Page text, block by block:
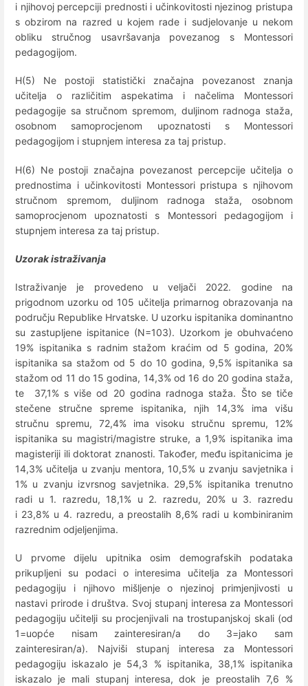
i njihovoj percepciji prednosti i učinkovitosti njezinog pristupa
s obzirom na razred u kojem rade i sudjelovanje u nekom
obliku stručnog usavršavanja povezanog s Montessori
pedagogijom.
H(5) Ne postoji statistički značajna povezanost znanja
učitelja o različitim aspekatima i načelima Montessori
pedagogije sa stručnom spremom, duljinom radnoga staža,
osobnom samoprocjenom upoznatosti s Montessori
pedagogijom i stupnjem interesa za taj pristup.
H(6) Ne postoji značajna povezanost percepcije učitelja o
prednostima i učinkovitosti Montessori pristupa s njihovom
stručnom spremom, duljinom radnoga staža, osobnom
samoprocjenom upoznatosti s Montessori pedagogijom i
stupnjem interesa za taj pristup.
Uzorak istraživanja
Istraživanje je provedeno u veljači 2022. godine na
prigodnom uzorku od 105 učitelja primarnog obrazovanja na
području Republike Hrvatske. U uzorku ispitanika dominantno
su zastupljene ispitanice (N=103). Uzorkom je obuhvaćeno
19% ispitanika s radnim stažom kraćim od 5 godina, 20%
ispitanika sa stažom od 5 do 10 godina, 9,5% ispitanika sa
stažom od 11 do 15 godina, 14,3% od 16 do 20 godina staža,
te 37,1% s više od 20 godina radnoga staža. Što se tiče
stečene stručne spreme ispitanika, njih 14,3% ima višu
stručnu spremu, 72,4% ima visoku stručnu spremu, 12%
ispitanika su magistri/magistre struke, a 1,9% ispitanika ima
magisteriji ili doktorat znanosti. Također, među ispitanicima je
14,3% učitelja u zvanju mentora, 10,5% u zvanju savjetnika i
1% u zvanju izvrsnog savjetnika. 29,5% ispitanika trenutno
radi u 1. razredu, 18,1% u 2. razredu, 20% u 3. razredu
i 23,8% u 4. razredu, a preostalih 8,6% radi u kombiniranim
razrednim odjeljenjima.
U prvome dijelu upitnika osim demografskih podataka
prikupljeni su podaci o interesima učitelja za Montessori
pedagogiju i njihovo mišljenje o njezinoj primjenjivosti u
nastavi prirode i društva. Svoj stupanj interesa za Montessori
pedagogiju učitelji su procjenjivali na trostupanjskoj skali (od
1=uopće nisam zainteresiran/a do 3=jako sam
zainteresiran/a). Najviši stupanj interesa za Montessori
pedagogiju iskazalo je 54,3 % ispitanika, 38,1% ispitanika
iskazalo je mali stupanj interesa, dok je preostalih 7,6 %